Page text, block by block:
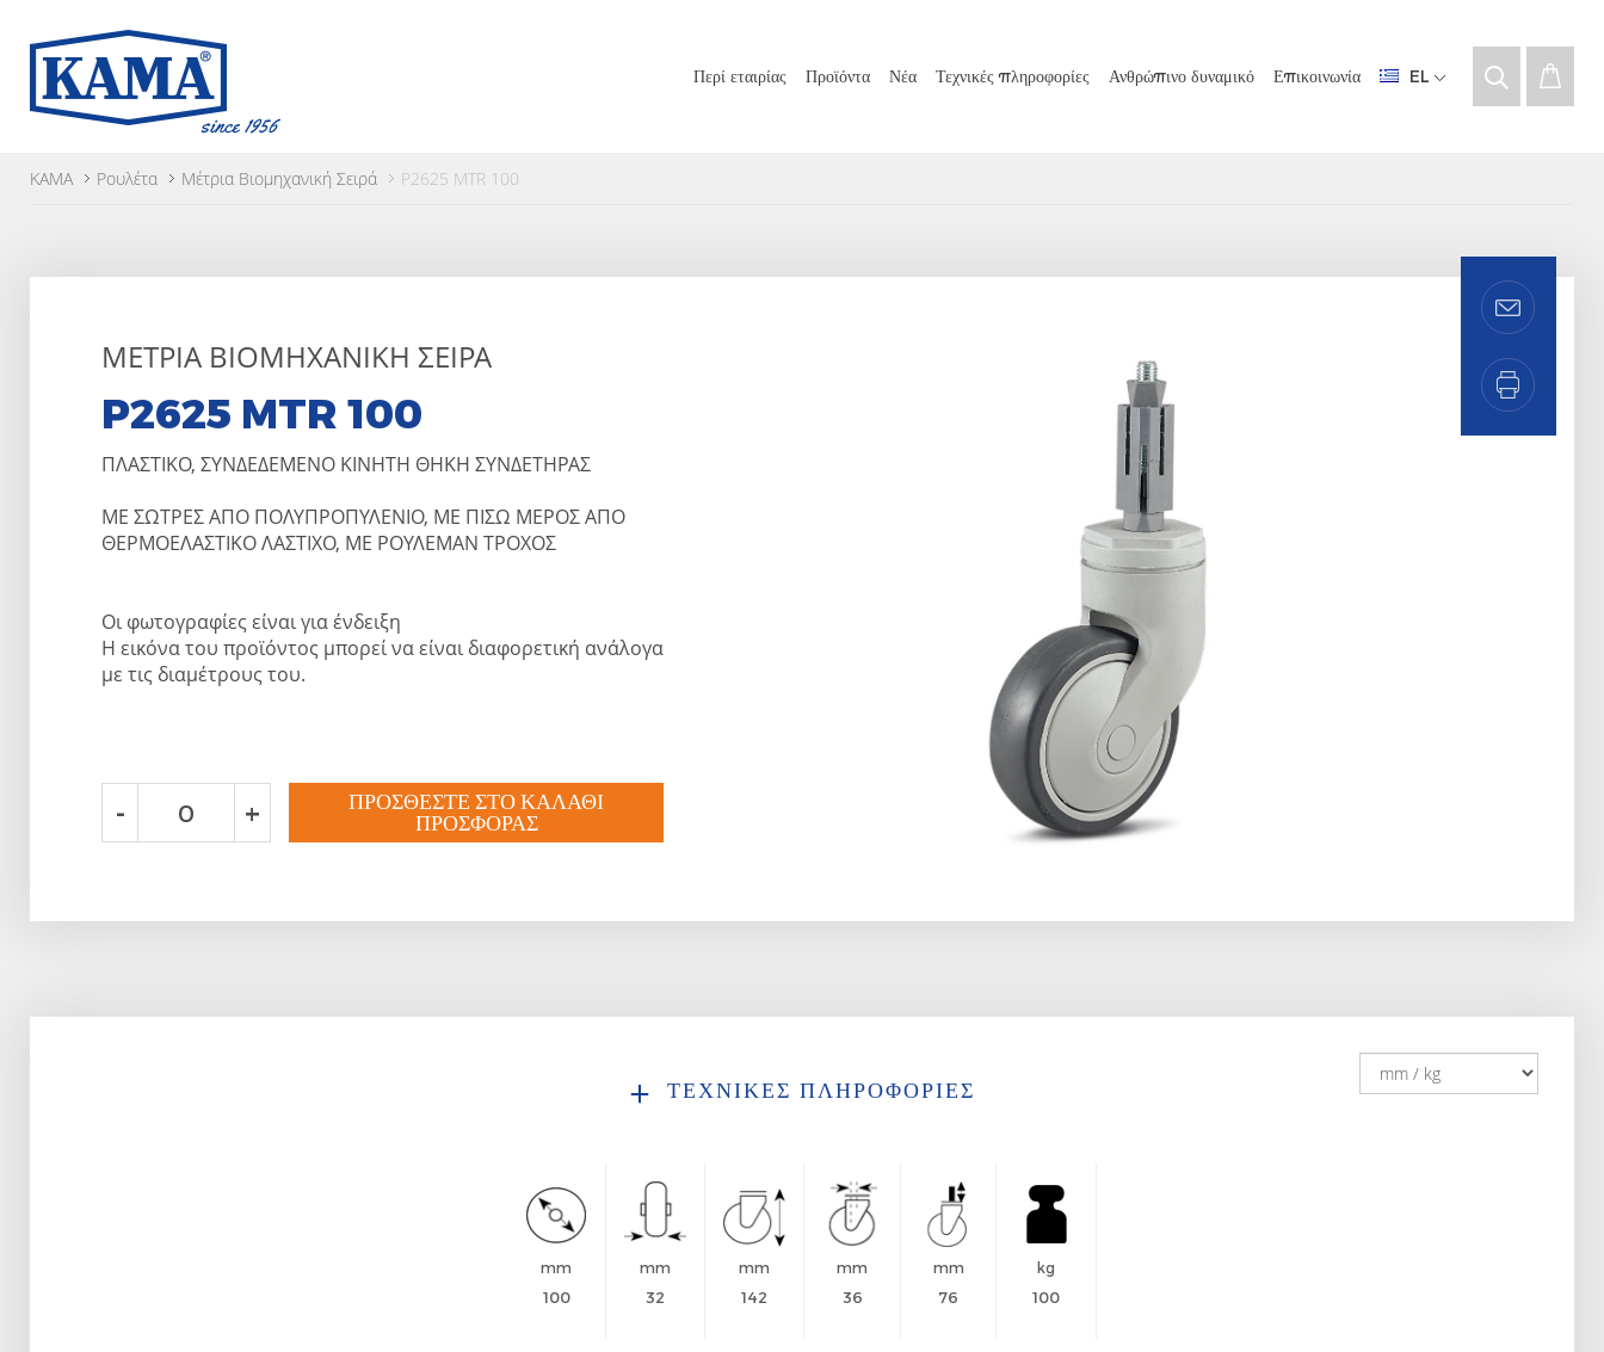
Περί εταιρίας Προϊόντα Νέα Τεχνικές πληροφορίες Ανθρώπινο δυναμικό Επικοινωνία EL
KAMA Ρουλέτα Μέτρια Βιομηχανική Σειρά P2625 MTR 100
ΜΈΤΡΙΑ ΒΙΟΜΗΧΑΝΙΚΉ ΣΕΙΡΆ
P2625 MTR 100
ΠΛΑΣΤΙΚΟ, ΣΥΝΔΕΔΕΜΕΝΟ ΚΙΝΗΤΗ ΘΗΚΗ ΣΥΝΔΕΤΗΡΑΣ
ΜΕ ΣΩΤΡΕΣ ΑΠΟ ΠΟΛΥΠΡΟΠΥΛΕΝΙΟ, ΜΕ ΠΙΣΩ ΜΕΡΟΣ ΑΠΟ
ΘΕΡΜΟΕΛΑΣΤΙΚΟ ΛΑΣΤΙΧΟ, ΜΕ ΡΟΥΛΕΜΑΝ ΤΡΟΧΟΣ
Οι φωτογραφίες είναι για ένδειξη
Η εικόνα του προϊόντος μπορεί να είναι διαφορετική ανάλογα
με τις διαμέτρους του.
- +
ΠΡΟΣΘΕΣΤΕ ΣΤΟ ΚΑΛΑΘΙ
ΠΡΟΣΦΟΡΑΣ
ΤΕΧΝΙΚΕΣ ΠΛΗΡΟΦΟΡΙΕΣ
mm
100
mm
32
mm
142
mm
36
mm
76
kg
100